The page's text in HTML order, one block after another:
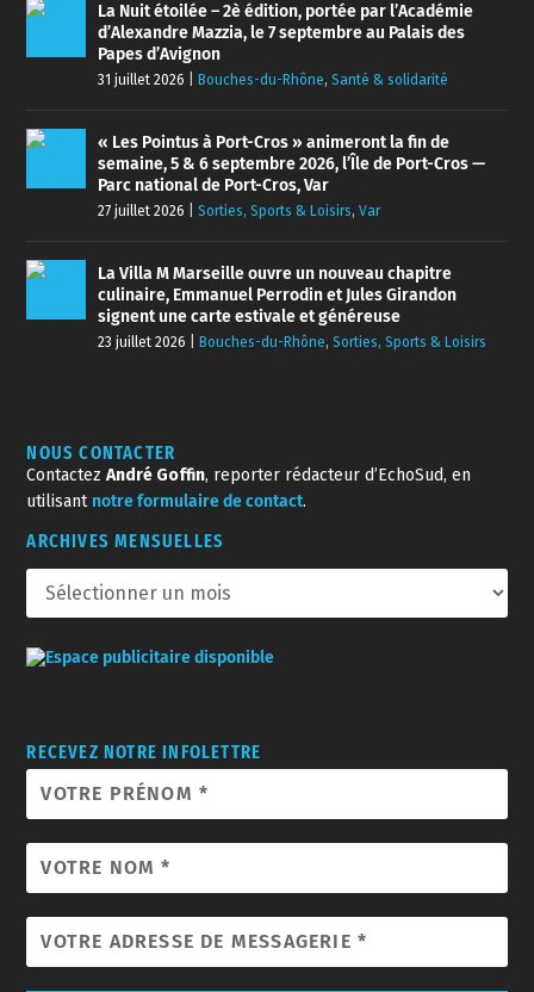
La Nuit étoilée – 2è édition, portée par l’Académie
d’Alexandre Mazzia, le 7 septembre au Palais des
Papes d’Avignon
31 juillet 2026 Bouches-du-Rhône,Santé & solidarité
« Les Pointus à Port-Cros » animeront la fin de
semaine, 5 & 6 septembre 2026, l’Île de Port-Cros —
Parc national de Port-Cros, Var
27 juillet 2026 |Sorties, Sports & Loisirs,Var
La Villa M Marseille ouvre un nouveau chapitre
culinaire, Emmanuel Perrodin et Jules Girandon
signent une carte estivale et généreuse
23 juillet 2026 Bouches-du-Rhône,Sorties, Sports & Loisirs
NOUS CONTACTER
ContactezAndré Goffin, reporter rédacteur d’EchoSud, en
utilisant notre formulaire de contact.
ARCHIVES MENSUELLES
RECEVEZ NOTRE INFOLETTRE